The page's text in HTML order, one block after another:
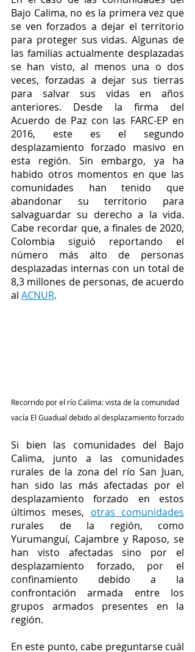
Bajo Calima, no es la primera vez que
se ven forzados a dejar el territorio
para proteger sus vidas. Algunas de
las familias actualmente desplazadas
se han visto, al menos una o dos
veces, forzadas a dejar sus tierras
para salvar sus vidas en años
anteriores. Desde la firma del
Acuerdo de Paz con las FARC-EP en
2016, este es el segundo
desplazamiento forzado masivo en
esta región. Sin embargo, ya ha
habido otros momentos en que las
comunidades han tenido que
abandonar su territorio para
salvaguardar su derecho a la vida.
Cabe recordar que, a finales de 2020,
Colombia siguió reportando el
número más alto de personas
desplazadas internas con un total de
8,3 millones de personas, de acuerdo
al ACNUR.
Recorrido por el río Calima: vista de la comunidad
vacía El Guadual debido al desplazamiento forzado
Si bien las comunidades del Bajo
Calima, junto a las comunidades
rurales de la zona del río San Juan,
han sido las más afectadas por el
desplazamiento forzado en estos
últimos meses, otras comunidades
rurales de la región, como
Yurumanguí, Cajambre y Raposo, se
han visto afectadas sino por el
desplazamiento forzado, por el
confinamiento debido a la
confrontación armada entre los
grupos armados presentes en la
región.
En este punto, cabe preguntarse cuál